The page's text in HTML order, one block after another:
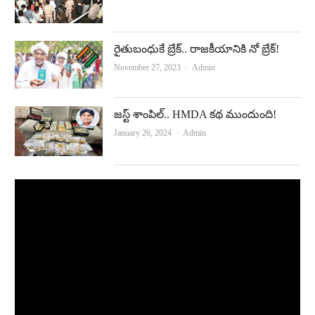
రైతుబంధుకే బ్రేక్‌.. రాజకీయానికి నో బ్రేక్‌!
November 27, 2023 Author
Admin
జ‌స్ట్ శాంపిల్‌.. HMDA క‌థ ముందుంది!
January 26, 2024 Author
Admin